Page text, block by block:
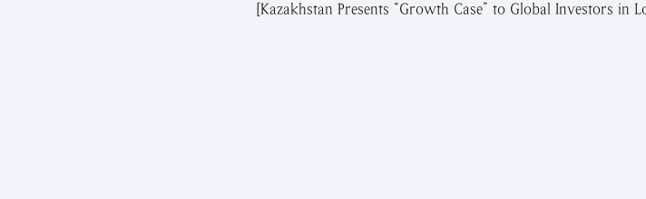
[Kazakhstan Presents “Growth Case” to Global Investors in